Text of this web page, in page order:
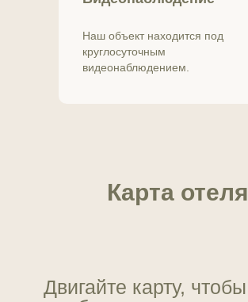
Наш объект находится под
круглосуточным
видеонаблюдением.
Карта отеля